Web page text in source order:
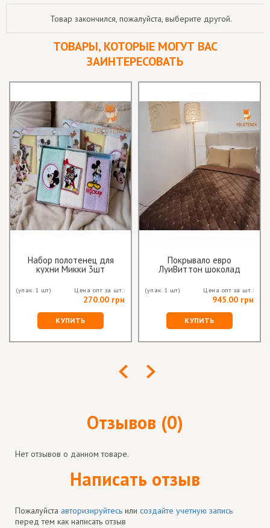
Товар закончился, пожалуйста, выберите другой.
ТОВАРЫ, КОТОРЫЕ МОГУТ ВАС
ЗАИНТЕРЕСОВАТЬ
Набор полотенец для
кухни Микки 3шт
(упак. 1 шт) Цена опт за шт.:
270.00 грн
КУПИТЬ
Покрывало евро
ЛуиВиттон шоколад
(упак. 1 шт) Цена опт за шт.:
945.00 грн
КУПИТЬ
Отзывов (0)
Нет отзывов о данном товаре.
Написать отзыв
Пожалуйста авторизируйтесь или создайте учетную запись
перед тем как написать отзыв